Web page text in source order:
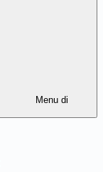
Menu di